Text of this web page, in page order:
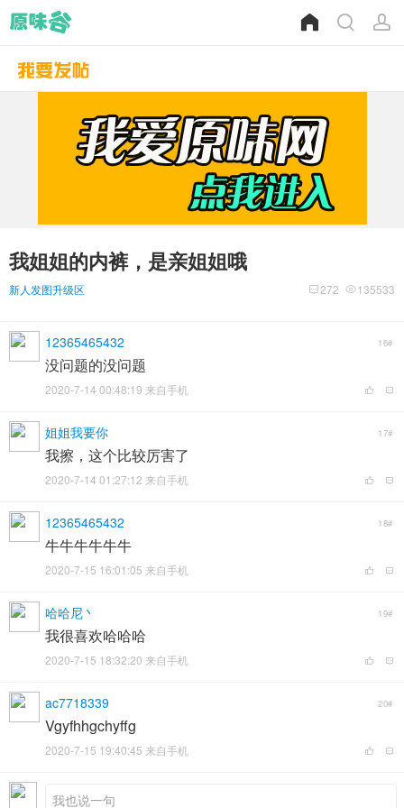
我姐姐的内裤，是亲姐姐哦
新人发图升级区 135533
272
12365465432 16#
没问题的没问题
2020-7-14 00:48:19 来自手机
姐姐我要你 17#
我擦，这个比较厉害了
2020-7-14 01:27:12 来自手机
12365465432 18#
牛牛牛牛牛牛
2020-7-15 16:01:05 来自手机
哈哈尼丶 19#
我很喜欢哈哈哈
2020-7-15 18:32:20 来自手机
ac7718339 20#
Vgyfhhgchyffg
2020-7-15 19:40:45 来自手机